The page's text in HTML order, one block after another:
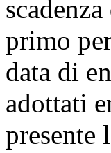
primo
data di
adottati